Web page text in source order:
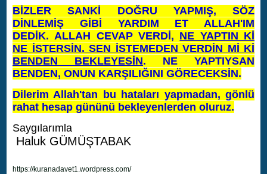
BİZLER SANKİ DOĞRU YAPMIŞ, SÖZ
DİNLEMİŞ GİBİ YARDIM ET ALLAH'IM
DEDİK.ALLAH CEVAP VERDİ, NE YAPTIN Kİ
NE İSTERSİN. SEN İSTEMEDEN VERDİN Mİ Kİ
BENDEN BEKLEYESİN. NE YAPTIYSAN
BENDEN, ONUN KARŞILIĞINI GÖRECEKSİN.
Dilerim Allah'tan bu hataları yapmadan, gönlü
rahat hesap gününü bekleyenlerden oluruz.
Saygılarımla
Haluk GÜMÜŞTABAK
https://kuranadavet1.wordpress.com/